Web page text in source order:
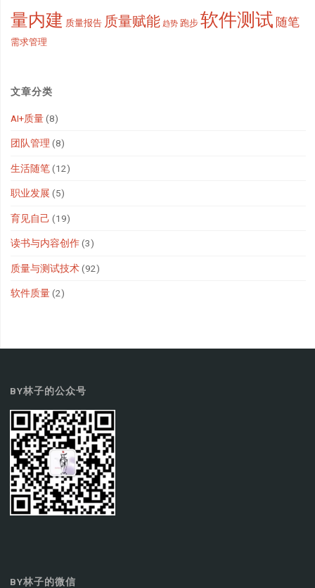
量内建 质量报告 质量赋能 趋势 跑步 软件测试 随笔
需求管理
文章分类
AI+质量(8)
团队管理 (8)
生活随笔(12)
职业发展 (5)
育见自己 (19)
读书与内容创作(3)
质量与测试技术(92)
软件质量(2)
BY林子的公众号
BY林子的微信